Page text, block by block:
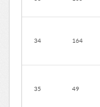
34 164
35 49